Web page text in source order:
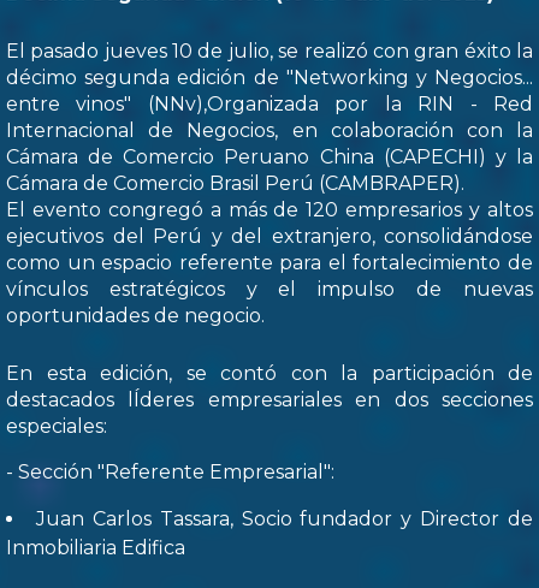
El pasado jueves 10 de julio, se realizó con gran éxito la
décimo segunda edición de "Networking y Negocios...
entre vinos" (NNv),Organizada por la RIN - Red
Internacional de Negocios, en colaboración con la
Cámara de Comercio Peruano China (CAPECHI) y la
Cámara de Comercio Brasil Perú (CAMBRAPER).
El evento congregó a más de 120 empresarios y altos
ejecutivos del Perú y del extranjero, consolidándose
como un espacio referente para el fortalecimiento de
vínculos estratégicos y el impulso de nuevas
oportunidades de negocio.
En esta edición, se contó con la participación de
destacados lÍderes empresariales en dos secciones
especiales:
- Sección "Referente Empresarial":
Juan Carlos Tassara, Socio fundador y Director de
Inmobiliaria Edifica